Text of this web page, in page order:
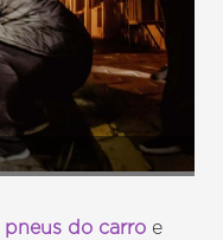
pneus do carro e